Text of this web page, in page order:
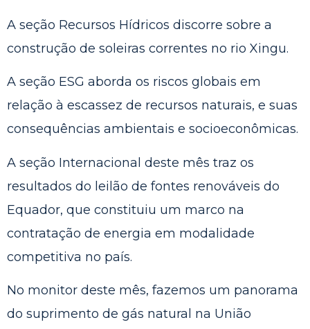
A seção Recursos Hídricos discorre sobre a
construção de soleiras correntes no rio Xingu.
A seção ESG aborda os riscos globais em
relação à escassez de recursos naturais, e suas
consequências ambientais e socioeconômicas.
A seção Internacional deste mês traz os
resultados do leilão de fontes renováveis do
Equador, que constituiu um marco na
contratação de energia em modalidade
competitiva no país.
No monitor deste mês, fazemos um panorama
do suprimento de gás natural na União